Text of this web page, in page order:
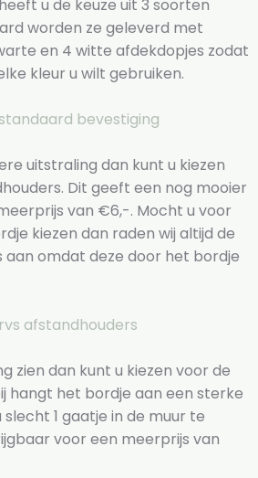
u de keuze uit 3 soorten
worden ze geleverd met
en 4 witte afdekdopjes zodat
kleur u wilt gebruiken.
bevestiging
uitstraling dan kunt u kiezen
Dit geeft een nog mooier
van €6,-. Mocht u voor
kiezen dan raden wij altijd de
omdat deze door het bordje
afstandhouders
zien dan kunt u kiezen voor de
hangt het bordje aan een sterke
1 gaatje in de muur te
voor een meerprijs van